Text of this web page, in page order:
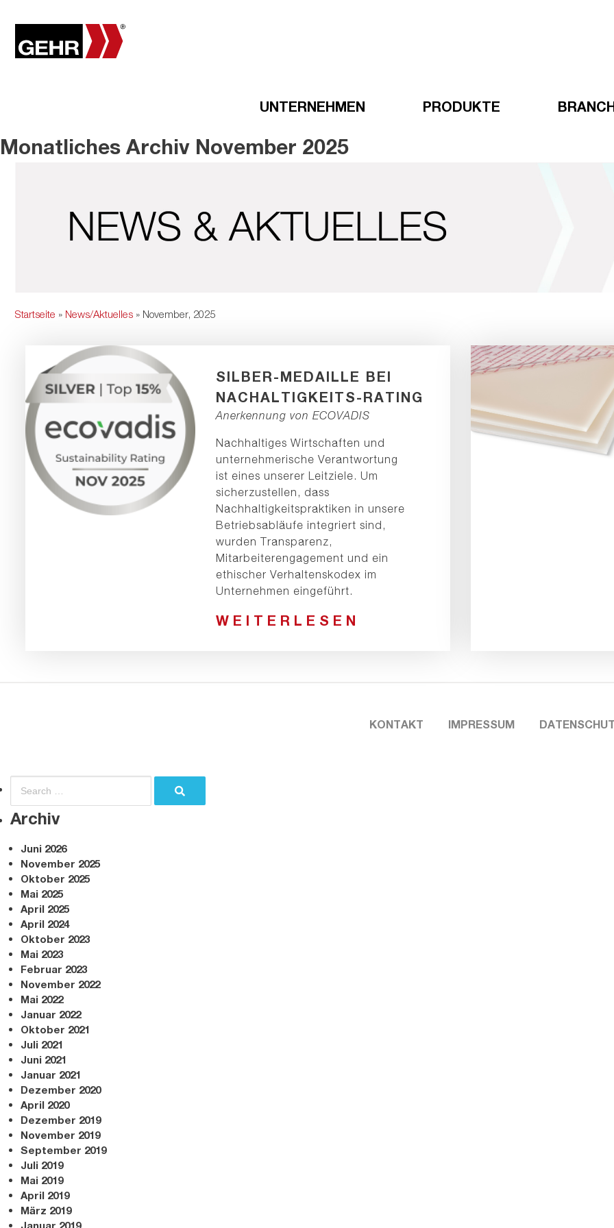
UNTERNEHMEN PRODUKTE
Monatliches Archiv November 2025
Startseite » News/Aktuelles » November, 2025
SILBER-MEDAILLE BEI
NACHALTIGKEITS-RATING
Anerkennung von ECOVADIS
Nachhaltiges Wirtschaften und
unternehmerische Verantwortung
ist eines unserer Leitziele. Um
sicherzustellen, dass
Nachhaltigkeitspraktiken in unsere
Betriebsabläufe integriert sind,
wurden Transparenz,
Mitarbeiterengagement und ein
ethischer Verhaltenskodex im
Unternehmen eingeführt.
WEITERLESEN
KONTAKT IMPRESSUM
Archiv
Juni 2026
November 2025
Oktober 2025
Mai 2025
April 2025
April 2024
Oktober 2023
Mai 2023
Februar 2023
November 2022
Mai 2022
Januar 2022
Oktober 2021
Juli 2021
Juni 2021
Januar 2021
Dezember 2020
April 2020
Dezember 2019
November 2019
September 2019
Juli 2019
Mai 2019
April 2019
März 2019
Januar 2019